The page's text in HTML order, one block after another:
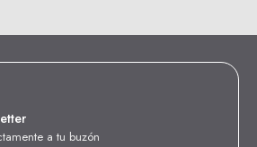
a tu buzón